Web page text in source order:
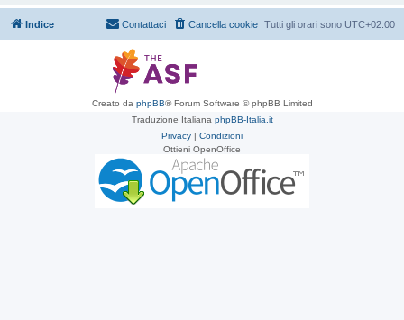
Indice Tutti gli orari sono UTC+02:00
Cancella cookie
Contattaci
Creato da phpBB® Forum Software © phpBB Limited
Traduzione Italiana phpBB-Italia.it
Privacy | Condizioni
Ottieni OpenOffice